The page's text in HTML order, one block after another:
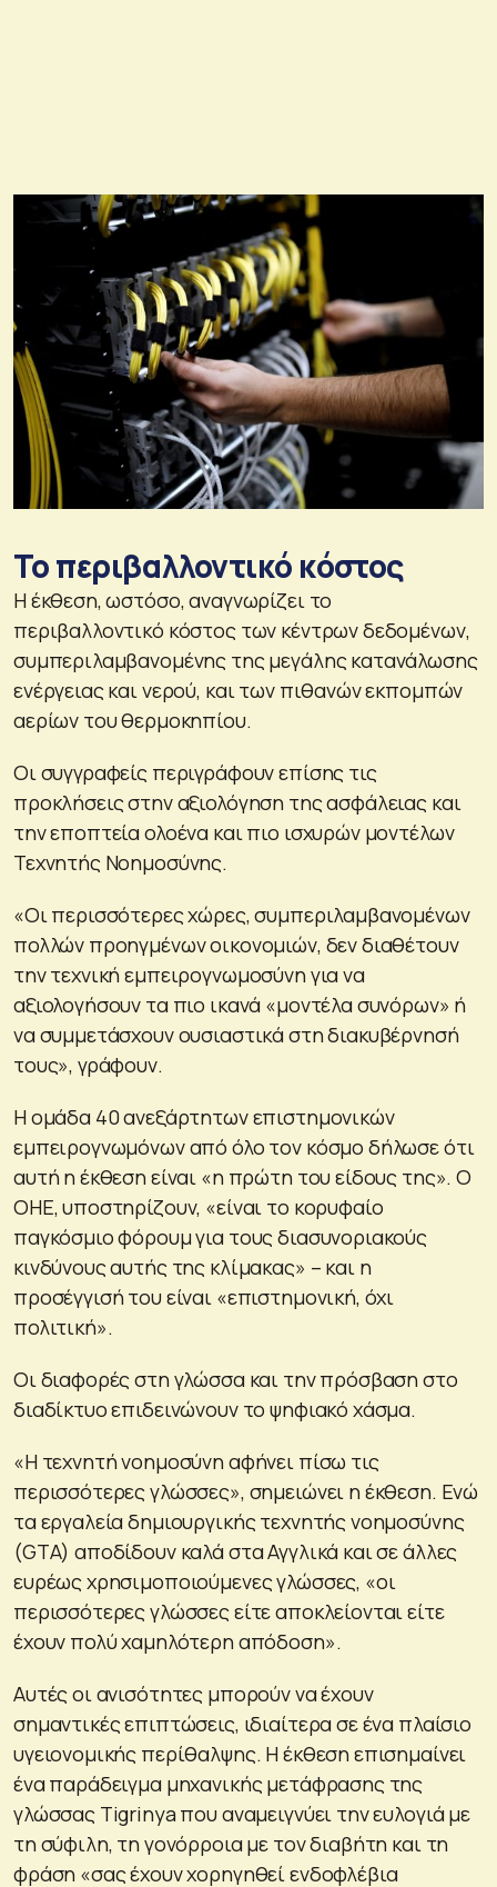
Το περιβαλλοντικό κόστος
Η έκθεση, ωστόσο, αναγνωρίζει το
περιβαλλοντικό κόστος των κέντρων δεδομένων,
συμπεριλαμβανομένης της μεγάλης κατανάλωσης
ενέργειας και νερού, και των πιθανών εκπομπών
αερίων του θερμοκηπίου.
Οι συγγραφείς περιγράφουν επίσης τις
προκλήσεις στην αξιολόγηση της ασφάλειας και
την εποπτεία ολοένα και πιο ισχυρών μοντέλων
Τεχνητής Νοημοσύνης.
«Οι περισσότερες χώρες, συμπεριλαμβανομένων
πολλών προηγμένων οικονομιών, δεν διαθέτουν
την τεχνική εμπειρογνωμοσύνη για να
αξιολογήσουν τα πιο ικανά «μοντέλα συνόρων» ή
να συμμετάσχουν ουσιαστικά στη διακυβέρνησή
τους», γράφουν.
Η ομάδα 40 ανεξάρτητων επιστημονικών
εμπειρογνωμόνων από όλο τον κόσμο δήλωσε ότι
αυτή η έκθεση είναι «η πρώτη του είδους της». Ο
ΟΗΕ, υποστηρίζουν, «είναι το κορυφαίο
παγκόσμιο φόρουμ για τους διασυνοριακούς
κινδύνους αυτής της κλίμακας» – και η
προσέγγισή του είναι «επιστημονική, όχι
πολιτική».
Οι διαφορές στη γλώσσα και την πρόσβαση στο
διαδίκτυο επιδεινώνουν το ψηφιακό χάσμα.
«Η τεχνητή νοημοσύνη αφήνει πίσω τις
περισσότερες γλώσσες», σημειώνει η έκθεση. Ενώ
τα εργαλεία δημιουργικής τεχνητής νοημοσύνης
(GTA) αποδίδουν καλά στα Αγγλικά και σε άλλες
ευρέως χρησιμοποιούμενες γλώσσες, «οι
περισσότερες γλώσσες είτε αποκλείονται είτε
έχουν πολύ χαμηλότερη απόδοση».
Αυτές οι ανισότητες μπορούν να έχουν
σημαντικές επιπτώσεις, ιδιαίτερα σε ένα πλαίσιο
υγειονομικής περίθαλψης. Η έκθεση επισημαίνει
ένα παράδειγμα μηχανικής μετάφρασης της
γλώσσας Tigrinya που αναμειγνύει την ευλογιά με
τη σύφιλη, τη γονόρροια με τον διαβήτη και τη
φράση «σας έχουν χορηγηθεί ενδοφλέβια